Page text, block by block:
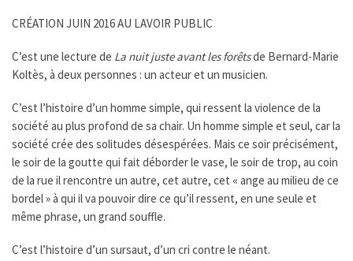
CRÉATION JUIN 2016 AU LAVOIR PUBLIC
C’est une lecture de La nuit juste avant les forêtsde Bernard-Marie
Koltès, à deux personnes : un acteur et un musicien.
C’est l’histoire d’un homme simple, qui ressent la violence de la
société au plus profond de sa chair. Un homme simple et seul, car la
société crée des solitudes désespérées. Mais ce soir précisément,
le soir de la goutte qui fait déborder le vase, le soir de trop, au coin
de la rue il rencontre un autre, cet autre, cet « ange au milieu de ce
bordel » à qui il va pouvoir dire ce qu’il ressent, en une seule et
même phrase, un grand souffle.
C’est l’histoire d’un sursaut, d’un cri contre le néant.